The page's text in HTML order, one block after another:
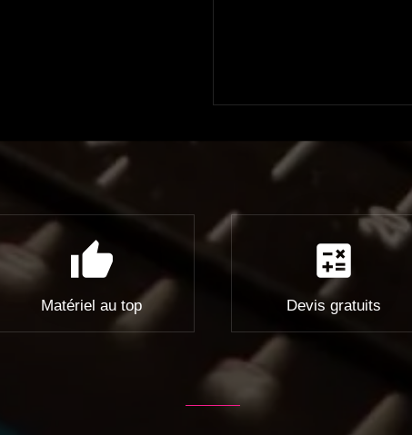
thumb_up
Matériel au top
calculate
Devis gratuits